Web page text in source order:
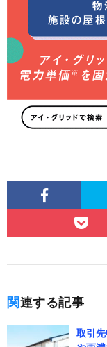
関連する記事
取引